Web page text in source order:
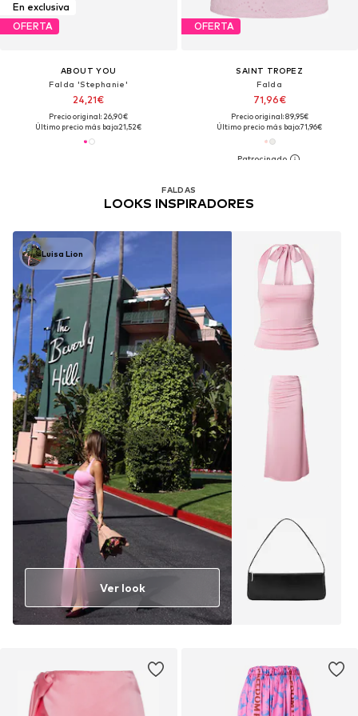
En exclusiva
OFERTA
ABOUT YOU
Falda 'Stephanie'
24,21€
Precio original: 26,90€
Último precio más bajo:21,52€
OFERTA
SAINT TROPEZ
Falda
71,96€
Precio original: 89,95€
Último precio más bajo:71,96€
FALDAS
LOOKS INSPIRADORES
Luisa Lion
Ver look